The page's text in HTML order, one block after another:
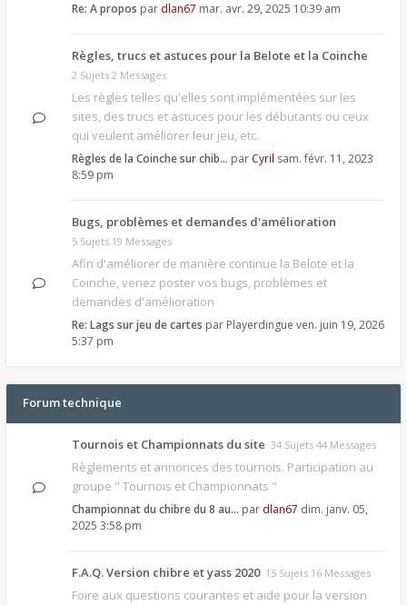
Re: A propos par dlan67 mar. avr. 29, 2025 10:39 am
Règles, trucs et astuces pour la Belote et la Coinche
2 Sujets 2 Messages
Les règles telles qu'elles sont implémentées sur les
sites, des trucs et astuces pour les débutants ou ceux
qui veulent améliorer leur jeu, etc.
Règles de la Coinche sur chib… par Cyril sam. févr. 11, 2023
8:59 pm
Bugs, problèmes et demandes d'amélioration
5 Sujets 19 Messages
Afin d'améliorer de manière continue la Belote et la
Coinche, venez poster vos bugs, problèmes et
demandes d'amélioration
Re: Lags sur jeu de cartes par Playerdingue ven. juin 19, 2026
5:37 pm
Forum technique
Tournois et Championnats du site 34 Sujets 44 Messages
Règlements et annonces des tournois. Participation au
groupe " Tournois et Championnats "
Championnat du chibre du 8 au… par dlan67 dim. janv. 05,
2025 3:58 pm
F.A.Q. Version chibre et yass 2020 15 Sujets 16 Messages
Foire aux questions courantes et aide pour la version